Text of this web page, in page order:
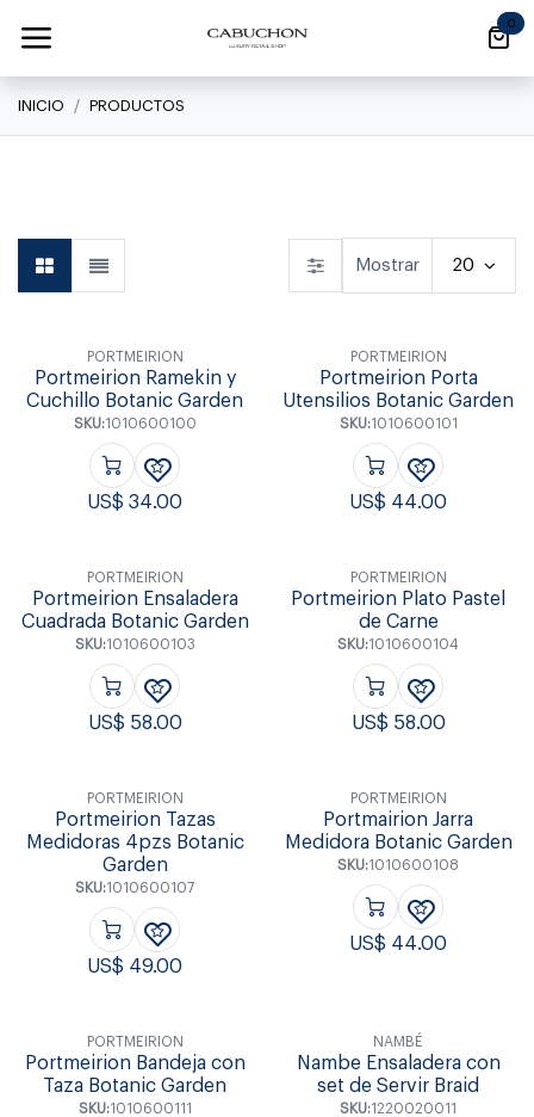
0
INICIO PRODUCTOS
Mostrar 20
PORTMEIRION
Portmeirion Ramekin y
Cuchillo Botanic Garden
SKU:1010600100
US$34.00
PORTMEIRION
Portmeirion Porta
Utensilios Botanic Garden
SKU:1010600101
US$ 44.00
PORTMEIRION
Portmeirion Ensaladera
Cuadrada Botanic Garden
SKU:1010600103
US$ 58.00
PORTMEIRION
Portmeirion Plato Pastel
de Carne
SKU:1010600104
US$ 58.00
PORTMEIRION
Portmeirion Tazas
Medidoras 4pzs Botanic
Garden
SKU:1010600107
US$ 49.00
PORTMEIRION
Portmairion Jarra
Medidora Botanic Garden
SKU:1010600108
US$ 44.00
PORTMEIRION
Portmeirion Bandeja con
Taza Botanic Garden
SKU:1010600111
NAMBÉ
Nambe Ensaladera con
set de Servir Braid
SKU:1220020011